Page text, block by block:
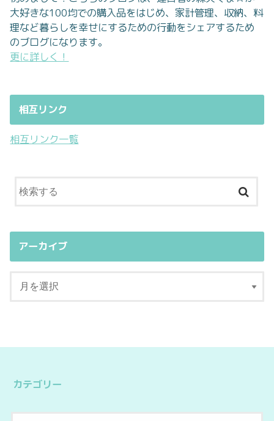
大好きな100均での購入品をはじめ、家計管理、収納、料
理など暮らしを幸せにするための行動をシェアするため
のブログになります。
更に詳しく！
相互リンク
相互リンク一覧
アーカイブ
カテゴリー